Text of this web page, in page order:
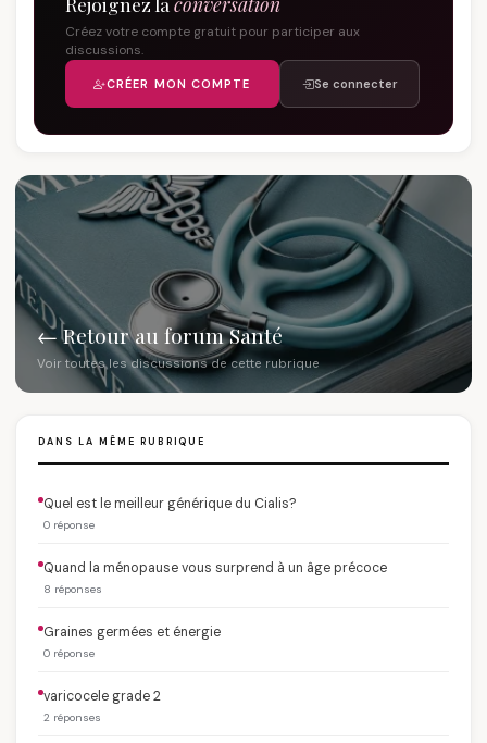
Créez votre compte gratuit pour participer aux
discussions.
CRÉER MON COMPTE Se connecter
← Retour au forum Santé
Voir toutes les discussions de cette rubrique
DANS LA MÊME RUBRIQUE
Quel est le meilleur générique du Cialis?
0 réponse
Quand la ménopause vous surprend à un âge précoce
8 réponses
Graines germées et énergie
0 réponse
varicocele grade 2
2 réponses